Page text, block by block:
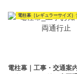
電柱幕［レギュラーサイズ］
電柱幕｜工事・交通案